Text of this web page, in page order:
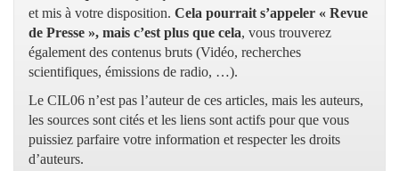
et mis à votre disposition. Cela pourrait s’appeler « Revue
de Presse », mais c’est plus que cela, vous trouverez
également des contenus bruts (Vidéo, recherches
scientifiques, émissions de radio, …).
Le CIL06 n’est pas l’auteur de ces articles, mais les auteurs,
les sources sont cités et les liens sont actifs pour que vous
puissiez parfaire votre information et respecter les droits
d’auteurs.